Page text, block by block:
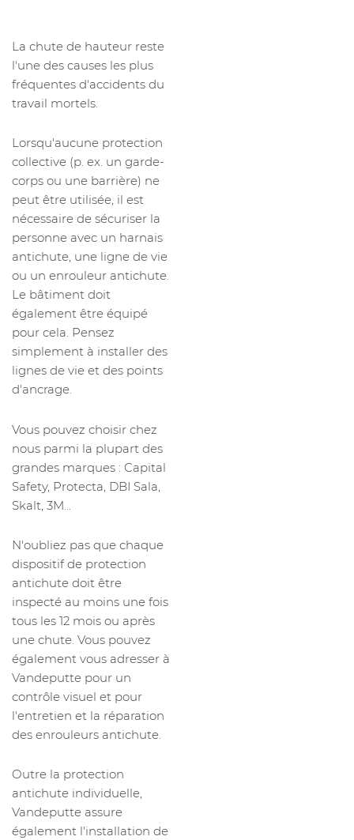
La chute de hauteur reste
l'une des causes les plus
fréquentes d'accidents du
travail mortels.
Lorsqu'aucune protection
collective (p. ex. un garde-
corps ou une barrière) ne
peut être utilisée, il est
nécessaire de sécuriser la
personne avec un harnais
antichute, une ligne de vie
ou un enrouleur antichute.
Le bâtiment doit
également être équipé
pour cela. Pensez
simplement à installer des
lignes de vie et des points
d'ancrage.
Vous pouvez choisir chez
nous parmi la plupart des
grandes marques : Capital
Safety, Protecta, DBI Sala,
Skalt, 3M...
N'oubliez pas que chaque
dispositif de protection
antichute doit être
inspecté au moins une fois
tous les 12 mois ou après
une chute. Vous pouvez
également vous adresser à
Vandeputte pour un
contrôle visuel et pour
l'entretien et la réparation
des enrouleurs antichute.
Outre la protection
antichute individuelle,
Vandeputte assure
également l'installation de